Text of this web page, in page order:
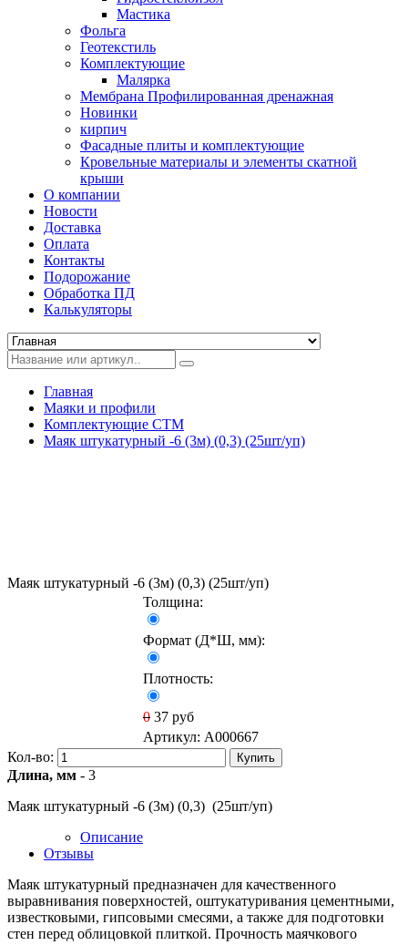
Мастика
Фольга
Геотекстиль
Комплектующие
Малярка
Мембрана Профилированная дренажная
Новинки
кирпич
Фасадные плиты и комплектующие
Кровельные материалы и элементы скатной
крыши
О компании
Новости
Доставка
Оплата
Контакты
Подорожание
Обработка ПД
Калькуляторы
Главная
Маяки и профили
Комплектующие СТМ
Маяк штукатурный -6 (3м) (0,3) (25шт/уп)
Маяк штукатурный -6 (3м) (0,3) (25шт/уп)
Толщина:
Формат (Д*Ш, мм):
Плотность:
0 37 руб
Артикул: A000667
Кол-во:
Купить
Длина, мм - 3
Маяк штукатурный -6 (3м) (0,3) (25шт/уп)
Описание
Отзывы
Маяк штукатурный предназначен для качественного
выравнивания поверхностей, оштукатуривания цементными,
известковыми, гипсовыми смесями, а также для подготовки
стен перед облицовкой плиткой. Прочность маячкового